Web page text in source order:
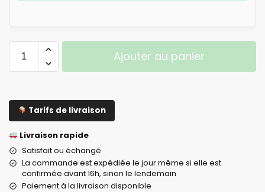
Ajouter au panier
Tarifs de livraison
Livraison rapide
Satisfait ou échangé
La commande est expédiée le jour même si elle est
confirmée avant 16h, sinon le lendemain
Paiement à la livraison disponible